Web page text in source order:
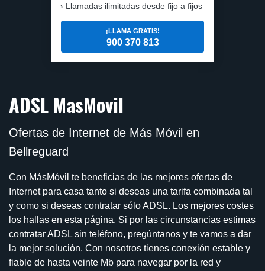
Llamadas ilimitadas desde fijo a fijos
¡LLAMA GRATIS!
900 370 813
ADSL MasMovil
Ofertas de Internet de Más Móvil en
Bellreguard
Con MásMóvil te beneficias de las mejores ofertas de
Internet para casa tanto si deseas una tarifa combinada tal
y como si deseas contratar sólo ADSL. Los mejores costes
los hallas en esta página. Si por las circunstancias estimas
contratar ADSL sin teléfono, pregúntanos y te vamos a dar
la mejor solución. Con nosotros tienes conexión estable y
fiable de hasta veinte Mb para navegar por la red y